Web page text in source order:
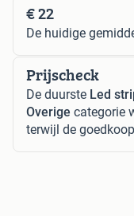
€ 22
De huidige
Prijscheck
De duurste Led
Overige categorie
terwijl de